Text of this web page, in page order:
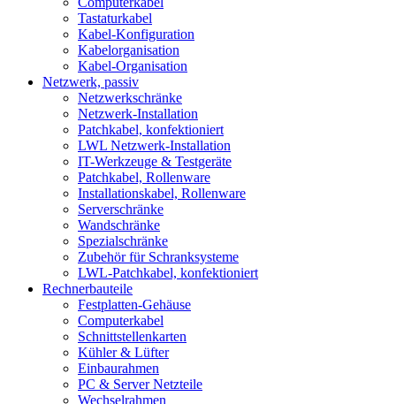
Tastaturkabel
Kabel-Konfiguration
Kabelorganisation
Kabel-Organisation
Netzwerk, passiv
Netzwerkschränke
Netzwerk-Installation
Patchkabel, konfektioniert
LWL Netzwerk-Installation
IT-Werkzeuge & Testgeräte
Patchkabel, Rollenware
Installationskabel, Rollenware
Serverschränke
Wandschränke
Spezialschränke
Zubehör für Schranksysteme
LWL-Patchkabel, konfektioniert
Rechnerbauteile
Festplatten-Gehäuse
Computerkabel
Schnittstellenkarten
Kühler & Lüfter
Einbaurahmen
PC & Server Netzteile
Wechselrahmen